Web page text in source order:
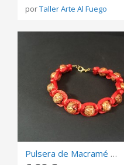
porTaller Arte Al Fuego
Pulsera de Macramé con Cola de Ratón y Cuentas de Madera